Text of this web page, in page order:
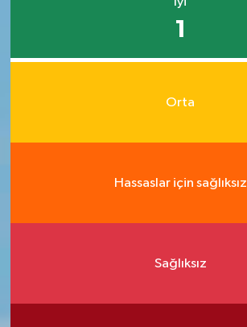
1
Orta
Hassaslar için sağlıksız
Sağlıksız